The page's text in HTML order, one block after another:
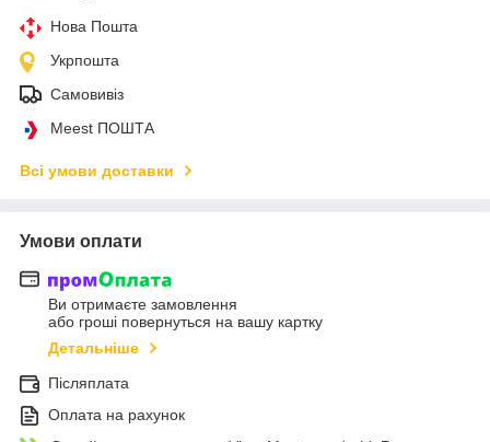
Нова Пошта
Укрпошта
Самовивіз
Meest ПОШТА
Всі умови доставки
Умови оплати
Ви отримаєте замовлення
або гроші повернуться на вашу картку
Детальніше
Післяплата
Оплата на рахунок